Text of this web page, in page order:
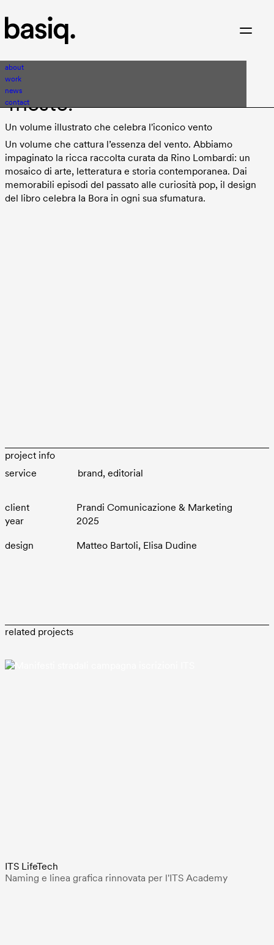
about
work
news
contact
Bora. Quel gran vento di
Trieste.
Un volume illustrato che celebra l'iconico vento
Un volume che cattura l’essenza del vento. Abbiamo
impaginato la ricca raccolta curata da Rino Lombardi: un
mosaico di arte, letteratura e storia contemporanea. Dai
memorabili episodi del passato alle curiosità pop, il design
del libro celebra la Bora in ogni sua sfumatura.
project info
brand editorial
client
Prandi Comunicazione & Marketing
year
2025
design Matteo Bartoli, Elisa Dudine
related projects
ITS LifeTech
Naming e linea grafica rinnovata per l'ITS Academy